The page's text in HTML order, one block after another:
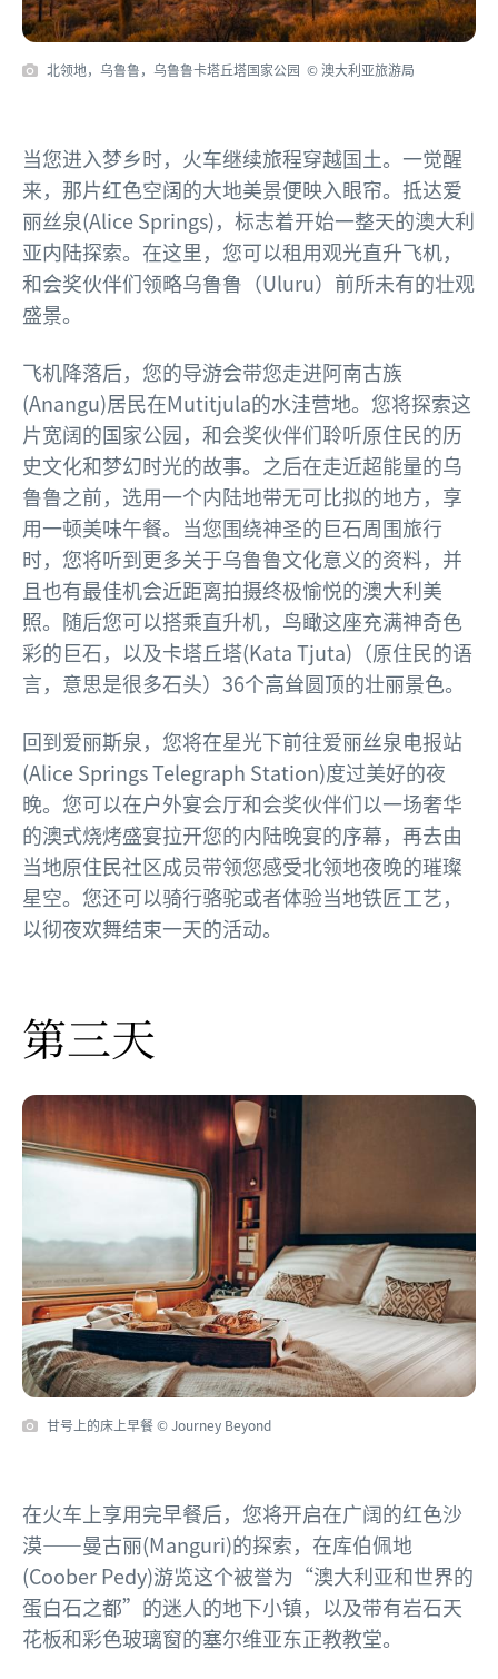
北领地，乌鲁鲁，乌鲁鲁卡塔丘塔国家公园 © 澳大利亚旅游局
当您进入梦乡时，火车继续旅程穿越国土。一觉醒
来，那片红色空阔的大地美景便映入眼帘。抵达爱
丽丝泉(Alice Springs)，标志着开始一整天的澳大利
亚内陆探索。在这里，您可以租用观光直升飞机，
和会奖伙伴们领略乌鲁鲁（Uluru）前所未有的壮观
盛景。
飞机降落后，您的导游会带您走进阿南古族
(Anangu)居民在Mutitjula的水洼营地。您将探索这
片宽阔的国家公园，和会奖伙伴们聆听原住民的历
史文化和梦幻时光的故事。之后在走近超能量的乌
鲁鲁之前，选用一个内陆地带无可比拟的地方，享
用一顿美味午餐。当您围绕神圣的巨石周围旅行
时，您将听到更多关于乌鲁鲁文化意义的资料，并
且也有最佳机会近距离拍摄终极愉悦的澳大利美
照。随后您可以搭乘直升机，鸟瞰这座充满神奇色
彩的巨石，以及卡塔丘塔(Kata Tjuta)（原住民的语
言，意思是很多石头）36个高耸圆顶的壮丽景色。
回到爱丽斯泉，您将在星光下前往爱丽丝泉电报站
(Alice Springs Telegraph Station)度过美好的夜
晚。您可以在户外宴会厅和会奖伙伴们以一场奢华
的澳式烧烤盛宴拉开您的内陆晚宴的序幕，再去由
当地原住民社区成员带领您感受北领地夜晚的璀璨
星空。您还可以骑行骆驼或者体验当地铁匠工艺，
以彻夜欢舞结束一天的活动。
第三天
甘号上的床上早餐 © Journey Beyond
在火车上享用完早餐后，您将开启在广阔的红色沙
漠——曼古丽(Manguri)的探索，在库伯佩地
(Coober Pedy)游览这个被誉为“澳大利亚和世界的
蛋白石之都”的迷人的地下小镇，以及带有岩石天
花板和彩色玻璃窗的塞尔维亚东正教教堂。